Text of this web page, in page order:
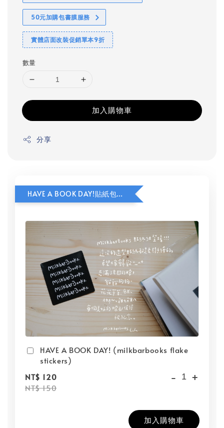
50元加購包書膜服務
實體店面改裝促銷單本9折
數量
加入購物車
分享
HAVE A BOOK DAY!貼紙包加價購
HAVE A BOOK DAY! (milkbarbooks flake
stickers)
NT$ 120
NT$ 150
- +
加入購物車